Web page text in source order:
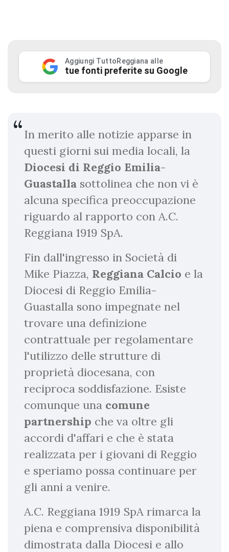
Aggiungi TuttoReggiana alle
tue fonti preferite su Google
In merito alle notizie apparse in
questi giorni sui media locali, la
Diocesi di Reggio Emilia-
Guastalla sottolinea che non vi è
alcuna specifica preoccupazione
riguardo al rapporto con A.C.
Reggiana 1919 SpA.
Fin dall'ingresso in Società di
Mike Piazza, Reggiana Calcio e la
Diocesi di Reggio Emilia-
Guastalla sono impegnate nel
trovare una definizione
contrattuale per regolamentare
l'utilizzo delle strutture di
proprietà diocesana, con
reciproca soddisfazione. Esiste
comunque una comune
partnership che va oltre gli
accordi d'affari e che è stata
realizzata per i giovani di Reggio
e speriamo possa continuare per
gli anni a venire.
A.C. Reggiana 1919 SpA rimarca la
piena e comprensiva disponibilità
dimostrata dalla Diocesi e allo